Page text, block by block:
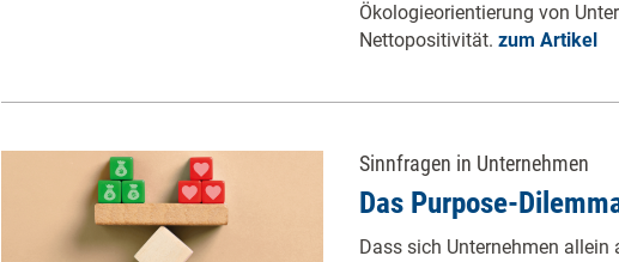
Ökologieorientierung von
Nettopositivität. zum Artikel
Sinnfragen in Unternehmen
Das Purpose-
Dass sich Unternehmen